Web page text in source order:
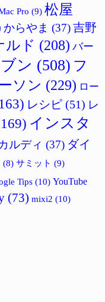
Pro (9) 松屋
からやま (37)吉野
ルド (208) バー
ン (508) フ
ソン (229) ロー
レシピ (51) レ
インスタ
ルディ (37) ダイ
(8) サミット (9)
Tips (10) YouTube
(73) mixi2 (10)